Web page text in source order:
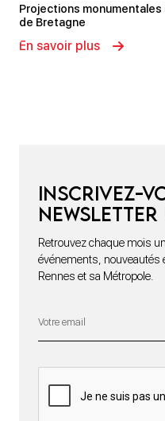
Projections monumentales
de Bretagne
En savoir plus
Inscrivez-
newsletter
Retrouvez chaque mois
événements, nouveautés
Rennes et sa Métropole.